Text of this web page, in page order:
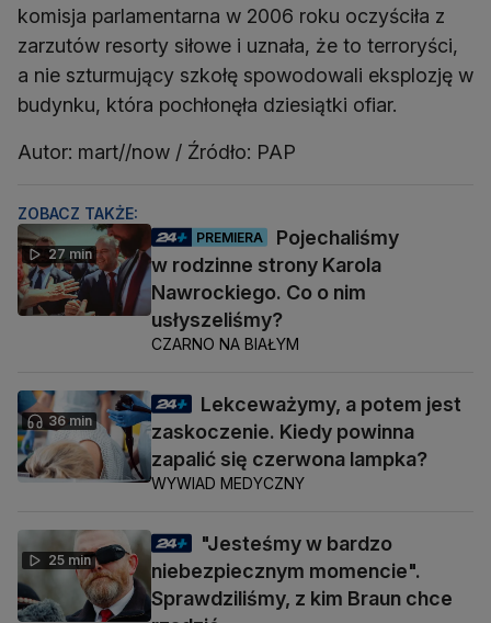
komisja parlamentarna w 2006 roku oczyściła z
zarzutów resorty siłowe i uznała, że to terroryści,
a nie szturmujący szkołę spowodowali eksplozję w
budynku, która pochłonęła dziesiątki ofiar.
Autor: mart//now / Źródło: PAP
ZOBACZ TAKŻE:
27 min
PREMIERA
Pojechaliśmy
w rodzinne strony Karola
Nawrockiego. Co o nim
usłyszeliśmy?
CZARNO NA BIAŁYM
36 min
Lekceważymy, a potem jest
zaskoczenie. Kiedy powinna
zapalić się czerwona lampka?
WYWIAD MEDYCZNY
25 min
"Jesteśmy w bardzo
niebezpiecznym momencie".
Sprawdziliśmy, z kim Braun chce